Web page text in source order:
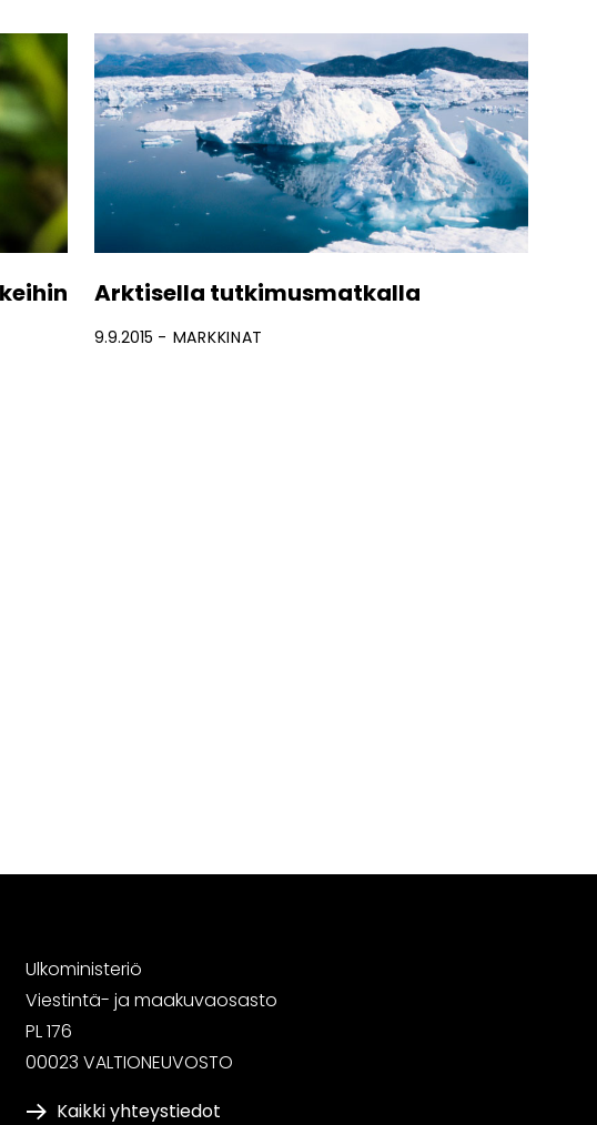
Arktisella tutkimusmatkalla
9.9.2015 MARKKINAT
Ulkoministeriö
Viestintä- ja maakuvaosasto
PL 176
00023 VALTIONEUVOSTO
Kaikki yhteystiedot